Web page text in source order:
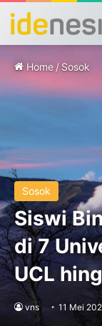
Home / Sosok
Sosok
Siswi
di 7
UCL
vns 11 Mei